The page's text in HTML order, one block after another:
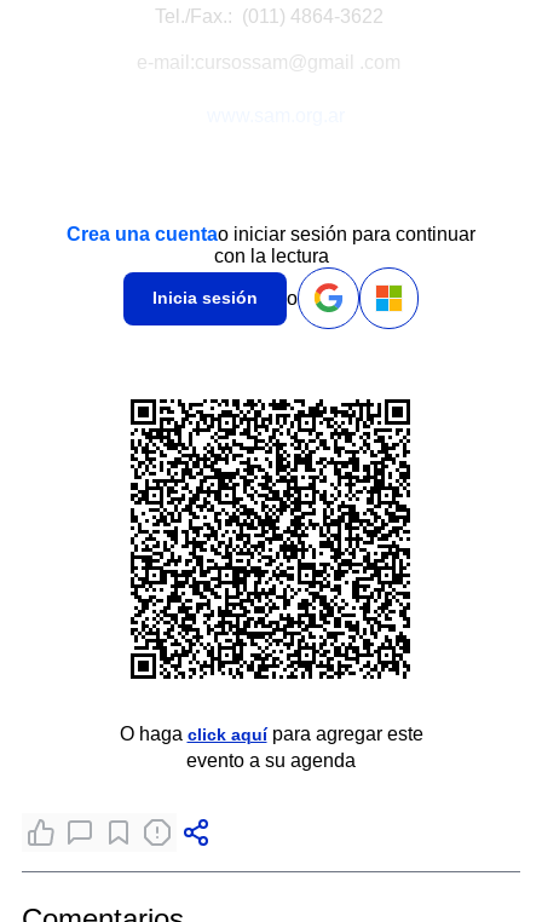
Tel./Fax.: (011) 4864-3622
e-mail:cursossam@gmail .com
Crea una cuentao iniciar sesión para continuar
con la lectura
Inicia sesión o
O haga click aquípara agregar este
evento a su agenda